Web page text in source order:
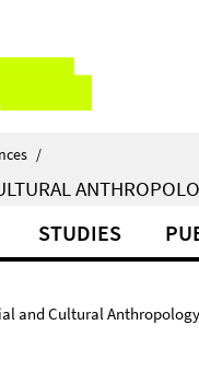
/
STUDIES
and Cultural Anthropology